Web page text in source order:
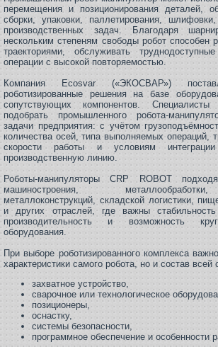
перемещения и позиционирования деталей,
сборки, упаковки, паллетирования,
производственных задач. Благодаря
нескольким степеням свободы робот способен
траекториями, обслуживать
операции с высокой повторяемостью.
Компания Ecosvar («ЭКОСВАР»)
роботизированные решения на базе
сопутствующих компонентов.
подобрать промышленного робота-
задачи предприятия: с учётом
количества осей, типа выполняемых операций,
скорости работы и условиям
производственную линию.
Роботы-манипуляторы CRP ROBOT
машиностроения,
металлоконструкций, складской логистики,
и других отраслей, где важны
производительность и возможность
оборудования.
При выборе роботизированного комплекса
характеристики самого робота, но и состав всей
захватное устройство,
сварочное или технологическое
позиционеры,
оснастку,
системы безопасности,
программное обеспечение и особенности